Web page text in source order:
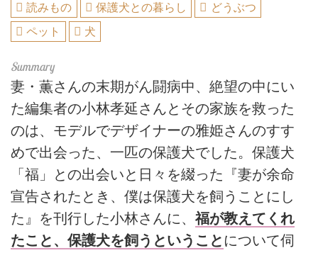
読みもの 保護犬との暮らし
どうぶつ
ペット
犬
妻・薫さんの末期がん闘病中、絶望の中にい
た編集者の小林孝延さんとその家族を救った
のは、モデルでデザイナーの雅姫さんのすす
めで出会った、一匹の保護犬でした。保護犬
「福」との出会いと日々を綴った『妻が余命
宣告されたとき、僕は保護犬を飼うことにし
た』を刊行した小林さんに、福が教えてくれ
たこと、保護犬を飼うということ について伺